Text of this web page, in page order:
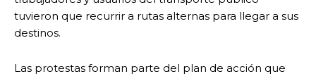
tuvieron que recurrir a rutas alternas para llegar a sus
destinos.
Las protestas forman parte del plan de acción que